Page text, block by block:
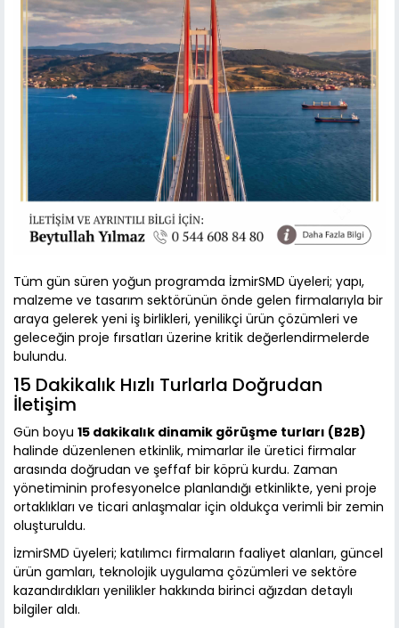
Tüm gün süren yoğun programda İzmirSMD üyeleri; yapı,
malzeme ve tasarım sektörünün önde gelen firmalarıyla bir
araya gelerek yeni iş birlikleri, yenilikçi ürün çözümleri ve
geleceğin proje fırsatları üzerine kritik değerlendirmelerde
bulundu.
15 Dakikalık Hızlı Turlarla Doğrudan
İletişim
Gün boyu 15 dakikalık dinamik görüşme turları (B2B)
halinde düzenlenen etkinlik, mimarlar ile üretici firmalar
arasında doğrudan ve şeffaf bir köprü kurdu. Zaman
yönetiminin profesyonelce planlandığı etkinlikte, yeni proje
ortaklıkları ve ticari anlaşmalar için oldukça verimli bir zemin
oluşturuldu.
İzmirSMD üyeleri; katılımcı firmaların faaliyet alanları, güncel
ürün gamları, teknolojik uygulama çözümleri ve sektöre
kazandırdıkları yenilikler hakkında birinci ağızdan detaylı
bilgiler aldı.